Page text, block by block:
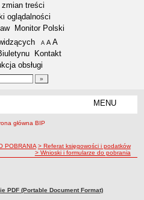
zmian treści
oglądalności
Monitor Polski
A pomniejsz czcionkę
A standardowy rozmiar czcionki
A
Kontakt
obsługi
MENU
POBRANIA > Referat księgowości i podatków
> Wnioski i formularze do pobrania
PDF (Portable Document Format)